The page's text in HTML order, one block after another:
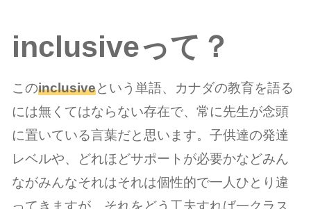
inclusiveって？
このinclusiveという単語、カナダの教育を語る
には無くてはならない存在で、常に先生が念頭
に置いている言葉だと思います。子供達の発達
レベルや、どれほどサポートが必要かなどみん
ながみんなそれはそれは個性的で一人ひとり違
ってきますが、それをどう工夫すれば一クラス